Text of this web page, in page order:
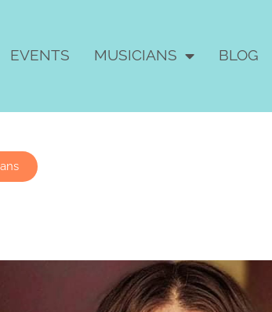
EVENTS MUSICIANS BLOG